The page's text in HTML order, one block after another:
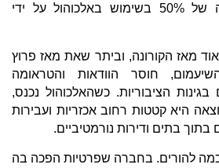
היא פוסקת. "יש עלייה של 50% בשימוש באלכוהול על ידי
מאז הקורונה, וביתר שאת מאז פרוץ
חוסר הוודאות והטראומה
הציבוריות. כשהאלכוהול נכנס,
היא קטטות רחוב אכזריות ועבירות
בתים ודירות נורמטיביים.
להורים. בחברה שפרטיות הפכה בה